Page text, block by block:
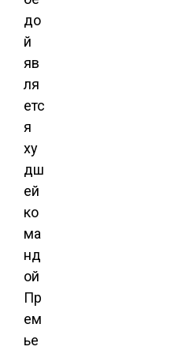
до
й
яв
ля
етс
я
ху
дш
ей
ко
ма
нд
ой
Пр
ем
ье